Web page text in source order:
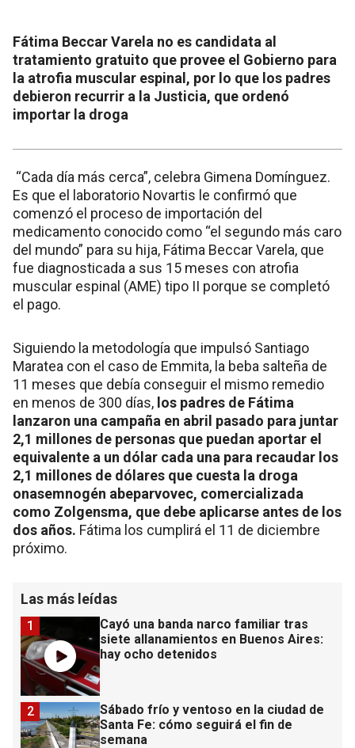
Fátima Beccar Varela no es candidata al
tratamiento gratuito que provee el Gobierno para
la atrofia muscular espinal, por lo que los padres
debieron recurrir a la Justicia, que ordenó
importar la droga
“Cada día más cerca”, celebra Gimena Domínguez.
Es que el laboratorio Novartis le confirmó que
comenzó el proceso de importación del
medicamento conocido como “el segundo más caro
del mundo” para su hija, Fátima Beccar Varela, que
fue diagnosticada a sus 15 meses con atrofia
muscular espinal (AME) tipo II porque se completó
el pago.
Siguiendo la metodología que impulsó Santiago
Maratea con el caso de Emmita, la beba salteña de
11 meses que debía conseguir el mismo remedio
en menos de 300 días, los padres de Fátima
lanzaron una campaña en abril pasado para juntar
2,1 millones de personas que puedan aportar el
equivalente a un dólar cada una para recaudar los
2,1 millones de dólares que cuesta la droga
onasemnogén abeparvovec, comercializada
como Zolgensma, que debe aplicarse antes de los
dos años. Fátima los cumplirá el 11 de diciembre
próximo.
Las más leídas
Cayó una banda narco familiar tras
siete allanamientos en Buenos Aires:
hay ocho detenidos
1
Sábado frío y ventoso en la ciudad de
Santa Fe: cómo seguirá el fin de
semana
2